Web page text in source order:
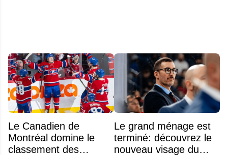
Le Canadien de
Montréal domine le
classement des
Le grand ménage est
terminé: découvrez le
nouveau visage du